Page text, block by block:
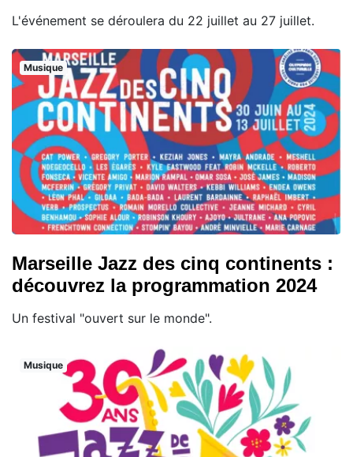
L'événement se déroulera du 22 juillet au 27 juillet.
Musique
Marseille Jazz des cinq continents :
découvrez la programmation 2024
Un festival "ouvert sur le monde".
Musique